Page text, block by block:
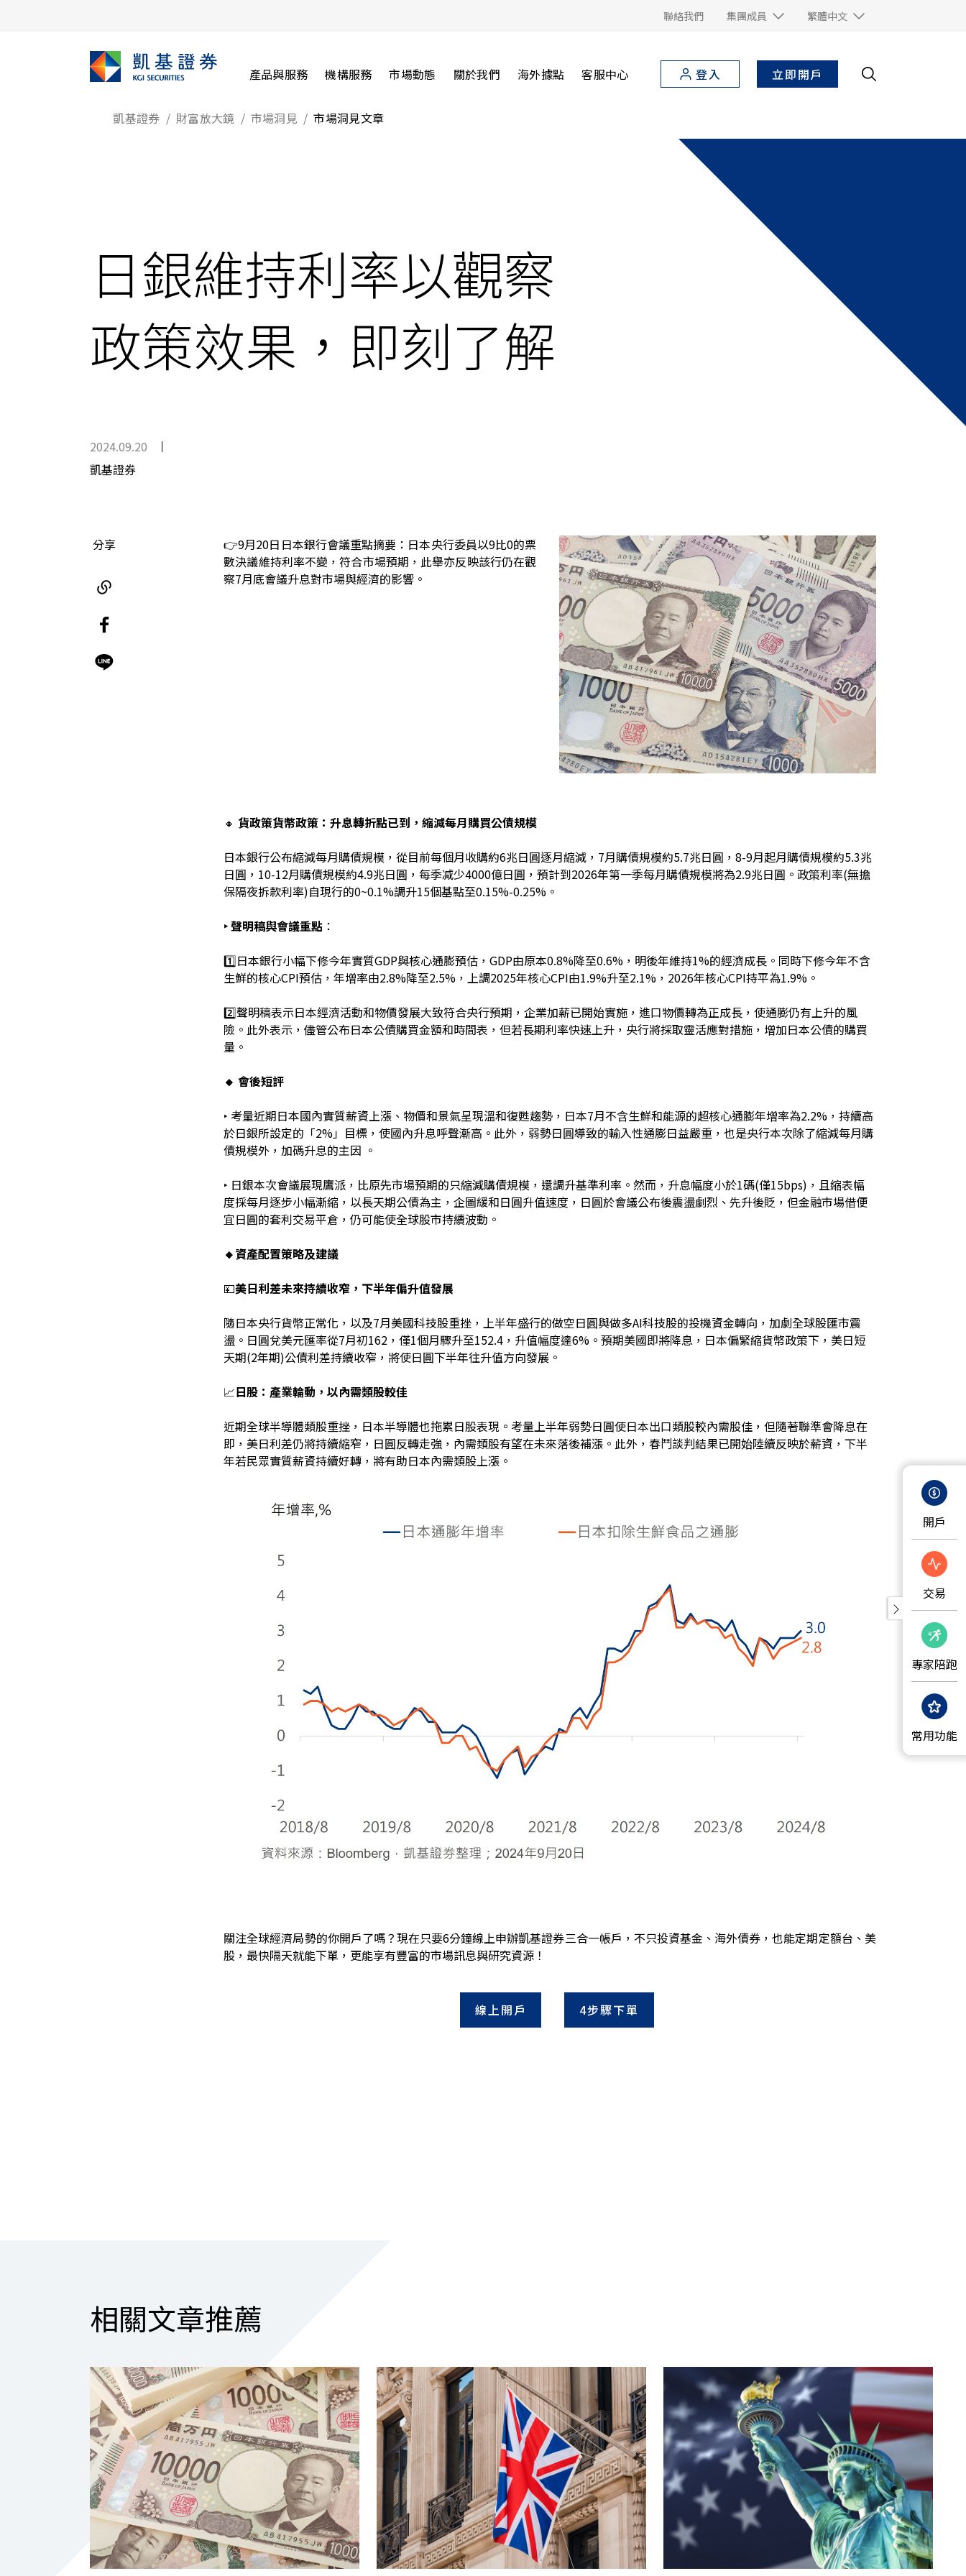
聯絡我們 集團成員 繁體中文
產品與服務 機構服務 市場動態 關於我們 海外據點 客服中心 登入 立即開戶
凱基證券 財富放大鏡 市場洞見 市場洞見文章
開戶
交易
專家陪跑
常用功能
日銀維持利率以觀察
政策效果，即刻了解
2024.09.20
凱基證券
分享
👉9月20日日本銀行會議重點摘要：日本央行委員以9比0的票
數決議維持利率不變，符合市場預期，此舉亦反映該行仍在觀
察7月底會議升息對市場與經濟的影響。
🔸 貨政策貨幣政策：升息轉折點已到，縮減每月購買公債規模
日本銀行公布縮減每月購債規模，從目前每個月收購約6兆日圓逐月縮減，7月購債規模約5.7兆日圓，8-9月起月購債規模約5.3兆
日圓，10-12月購債規模約4.9兆日圓，每季减少4000億日圓，預計到2026年第一季每月購債規模將為2.9兆日圓。政策利率(無擔
保隔夜拆款利率)自現行的0~0.1%調升15個基點至0.15%-0.25%。
‣ 聲明稿與會議重點 ：
1️⃣日本銀行小幅下修今年實質GDP與核心通膨預估，GDP由原本0.8%降至0.6%，明後年維持1%的經濟成長。同時下修今年不含
生鮮的核心CPI預估，年增率由2.8%降至2.5%，上調2025年核心CPI由1.9%升至2.1%，2026年核心CPI持平為1.9%。
2️⃣聲明稿表示日本經濟活動和物價發展大致符合央行預期，企業加薪已開始實施，進口物價轉為正成長，使通膨仍有上升的風
險。此外表示，儘管公布日本公債購買金額和時間表，但若長期利率快速上升，央行將採取靈活應對措施，增加日本公債的購買
量。
🔸 會後短評
‣ 考量近期日本國內實質薪資上漲、物價和景氣呈現溫和復甦趨勢，日本7月不含生鮮和能源的超核心通膨年增率為2.2%，持續高
於日銀所設定的「2%」目標，使國內升息呼聲漸高。此外，弱勢日圓導致的輸入性通膨日益嚴重，也是央行本次除了縮減每月購
債規模外，加碼升息的主因 。
‣ 日銀本次會議展現鷹派，比原先市場預期的只縮減購債規模，還調升基準利率。然而，升息幅度小於1碼(僅15bps)，且縮表幅
度採每月逐步小幅漸縮，以長天期公債為主，企圖緩和日圓升值速度，日圓於會議公布後震盪劇烈、先升後貶，但金融市場借便
宜日圓的套利交易平倉，仍可能使全球股市持續波動。
🔸資產配置策略及建議
💴美日利差未來持續收窄，下半年偏升值發展
隨日本央行貨幣正常化，以及7月美國科技股重挫，上半年盛行的做空日圓與做多AI科技股的投機資金轉向，加劇全球股匯市震
盪。日圓兌美元匯率從7月初162，僅1個月驟升至152.4，升值幅度達6%。預期美國即將降息，日本偏緊縮貨幣政策下，美日短
天期(2年期)公債利差持續收窄，將使日圓下半年往升值方向發展。
📈日股：產業輪動，以內需類股較佳
近期全球半導體類股重挫，日本半導體也拖累日股表現。考量上半年弱勢日圓使日本出口類股較內需股佳，但隨著聯準會降息在
即，美日利差仍將持續縮窄，日圓反轉走強，內需類股有望在未來落後補漲。此外，春鬥談判結果已開始陸續反映於薪資，下半
年若民眾實質薪資持續好轉，將有助日本內需類股上漲。
關注全球經濟局勢的你開戶了嗎？現在只要6分鐘線上申辦凱基證券三合一帳戶，不只投資基金、海外債券，也能定期定額台、美
股，最快隔天就能下單，更能享有豐富的市場訊息與研究資源！
線上開戶 4步驟下單
相關文章推薦
2026.07.31 ｜ 2026.07.31 ｜